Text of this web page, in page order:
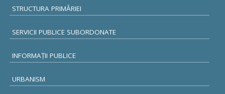
STRUCTURA PRIMĂRIEI
SERVICII PUBLICE SUBORDONATE
INFORMAŢII PUBLICE
URBANISM